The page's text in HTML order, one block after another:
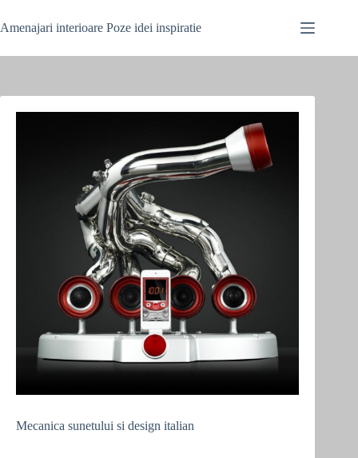
to
content
Amenajari interioare Poze idei inspiratie
Mecanica sunetului si design italian